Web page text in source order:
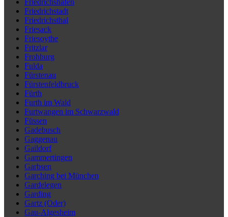
Friedrichshafen
Friedrichstadt
Friedrichsthal
Friesack
Friesoythe
Fritzlar
Frohburg
Fulda
Fürstenau
Fürstenfeldbruck
Fürth
Furth im Wald
Furtwangen im Schwarzwald
Füssen
Gadebusch
Gaggenau
Gaildorf
Gammertingen
Garbsen
Garching bei München
Gardelegen
Garding
Gartz (Oder)
Gau-Algesheim